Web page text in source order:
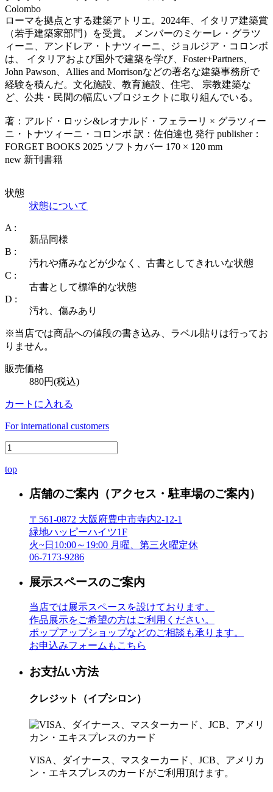
Colombo
ローマを拠点とする建築アトリエ。2024年、イタリア建築賞
（若手建築家部門）を受賞。 メンバーのミケーレ・グラツ
ィーニ、アンドレア・トナツィーニ、ジョルジア・コロンボ
は、 イタリアおよび国外で建築を学び、Foster+Partners、
John Pawson、Allies and Morrisonなどの著名な建築事務所で
経験を積んだ。文化施設、教育施設、住宅、 宗教建築な
ど、公共・民間の幅広いプロジェクトに取り組んでいる。
著：アルド・ロッシ&レオナルド・フェラーリ × グラツィー
ニ・トナツィーニ・コロンボ 訳：佐伯達也 発行 publisher：
FORGET BOOKS 2025 ソフトカバー 170 × 120 mm
new 新刊書籍
状態
状態について
A :
新品同様
B :
汚れや痛みなどが少なく、古書としてきれいな状態
C :
古書として標準的な状態
D :
汚れ、傷みあり
※当店では商品への値段の書き込み、ラベル貼りは行ってお
りません。
販売価格
880円(税込)
カートに入れる
For international customers
top
店舗のご案内 （アクセス・駐車場のご案内）
〒561-0872 大阪府豊中市寺内2-12-1
緑地ハッピーハイツ1F
火~日10:00～19:00 月曜、第三火曜定休
06-7173-9286
展示スペースのご案内
当店では展示スペースを設けております。
作品展示をご希望の方はご利用ください。
ポップアップショップなどのご相談も承ります。
お申込みフォームもこちら
お支払い方法
クレジット（イプシロン）
VISA、ダイナース、マスターカード、JCB、アメリカ
ン・エキスプレスのカードがご利用頂けます。